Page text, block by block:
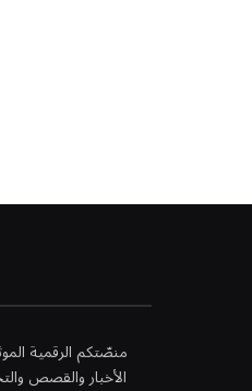
الأخبار والقصص